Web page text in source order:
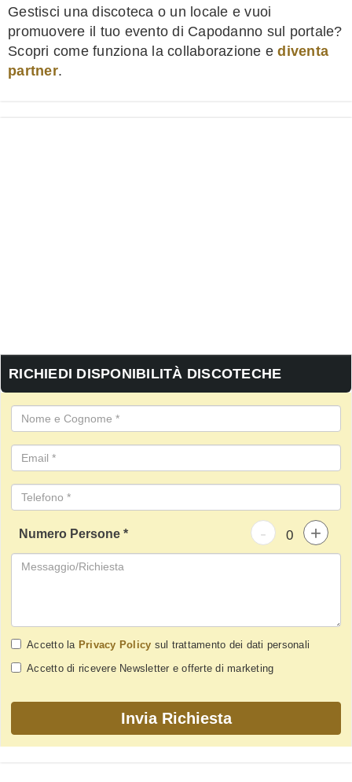
Gestisci una discoteca o un locale e vuoi
promuovere il tuo evento di Capodanno sul portale?
Scopri come funziona la collaborazione ediventa
partner.
RICHIEDI DISPONIBILITÀ DISCOTECHE
Numero Persone * - +
Accetto la Privacy Policy sul trattamento dei dati personali
Accetto di ricevere Newsletter e offerte di marketing